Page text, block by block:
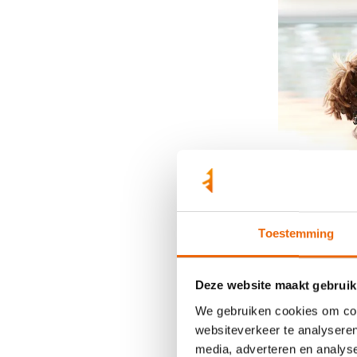
Toestemming
Deze website maakt
We gebruiken cookies om
websiteverkeer te
media, adverteren en